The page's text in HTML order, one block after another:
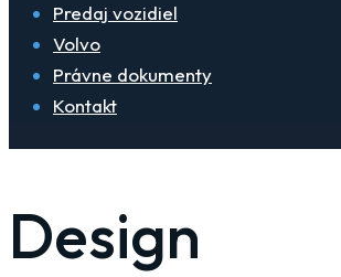
Predaj vozidiel
Volvo
Právne dokumenty
Kontakt
Design